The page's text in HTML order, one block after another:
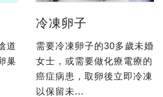
道
巢
冷凍卵子
需要冷凍卵子的30多歲未婚
女士，或需要做化療電療的
癌症病患，取卵後立即冷凍
以保留未...